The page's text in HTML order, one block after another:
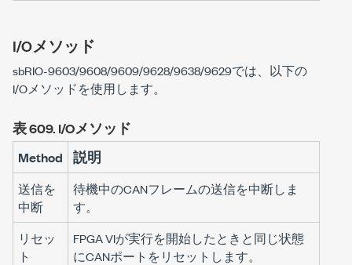
I/Oメソッド
sbRIO-9603/9608/9609/9628/9638/9629では、以下の
I/Oメソッドを使用します。
表 609. I/Oメソッド
Method
説明
送信を
中断
待機中のCANフレームの送信を中断しま
す。
リセッ
ト
FPGA VIが実行を開始したときと同じ状態
にCANポートをリセットします。